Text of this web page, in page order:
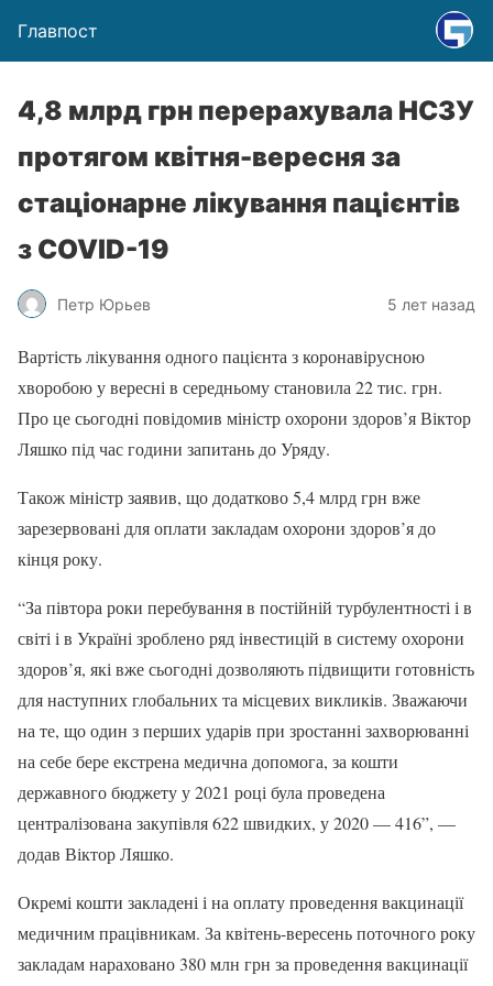
Главпост
4,8 млрд грн перерахувала НСЗУ
протягом квітня-вересня за
стаціонарне лікування пацієнтів
з COVID-19
Петр Юрьев 5 лет назад
Вартість лікування одного пацієнта з коронавірусною
хворобою у вересні в середньому становила 22 тис. грн.
Про це сьогодні повідомив міністр охорони здоров’я Віктор
Ляшко під час години запитань до Уряду.
Також міністр заявив, що додатково 5,4 млрд грн вже
зарезервовані для оплати закладам охорони здоров’я до
кінця року.
“За півтора роки перебування в постійній турбулентності і в
світі і в Україні зроблено ряд інвестицій в систему охорони
здоров’я, які вже сьогодні дозволяють підвищити готовність
для наступних глобальних та місцевих викликів. Зважаючи
на те, що один з перших ударів при зростанні захворюванні
на себе бере екстрена медична допомога, за кошти
державного бюджету у 2021 році була проведена
централізована закупівля 622 швидких, у 2020 — 416”, —
додав Віктор Ляшко.
Окремі кошти закладені і на оплату проведення вакцинації
медичним працівникам. За квітень-вересень поточного року
закладам нараховано 380 млн грн за проведення вакцинації